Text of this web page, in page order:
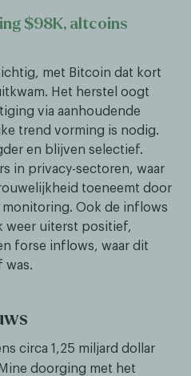
$98K, altcoins
met Bitcoin dat kort
Het herstel oogt
via aanhoudende
trend vorming is nodig.
en blijven selectief.
in privacy-sectoren, waar
toeneemt door
Ook de inflows
weer uiterst positief,
forse inflows, waar dit
was.
circa 1,25 miljard dollar
doorging met het